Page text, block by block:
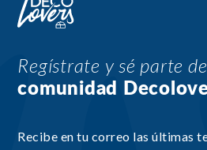
Regístrate y sé parte
comunidad
Recibe en tu correo las últimas